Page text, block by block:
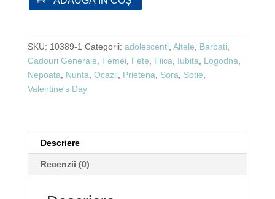
SKU: 10389-1 Categorii: adolescenti Altele Barbati
Cadouri Generale
Femei Fete Fiica Iubita Logodna
Nepoata
Nunta Ocazii Prietena Sora Sotie
Valentine's Day
Descriere
Recenzii (0)